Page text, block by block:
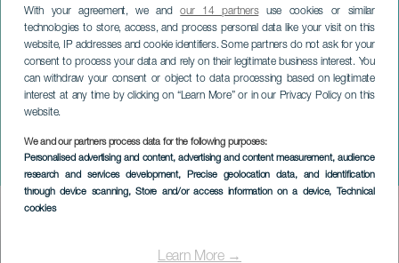
With your agreement, we andour 14 partnersuse cookies or similar
technologies to store, access, and process personal data like your visit on this
website, IP addresses and cookie identifiers. Some partners do not ask for your
consent to process your data and rely on their legitimate business interest. You
can withdraw your consent or object to data processing based on legitimate
interest at any time by clicking on “Learn More” or in our Privacy Policy on this
website.
We and our partners process data for the following purposes:
Personalised advertising and content, advertising and content measurement, audience
research and services development, Precise geolocation data, and identification
through device scanning, Store and/or access information on a device, Technical
cookies
Learn More →
Copa de Canarias de
Escalada en Bloque
LA PALMA
Imagen